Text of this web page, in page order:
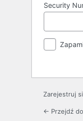
Security
Zarejestruj
← Przejdź